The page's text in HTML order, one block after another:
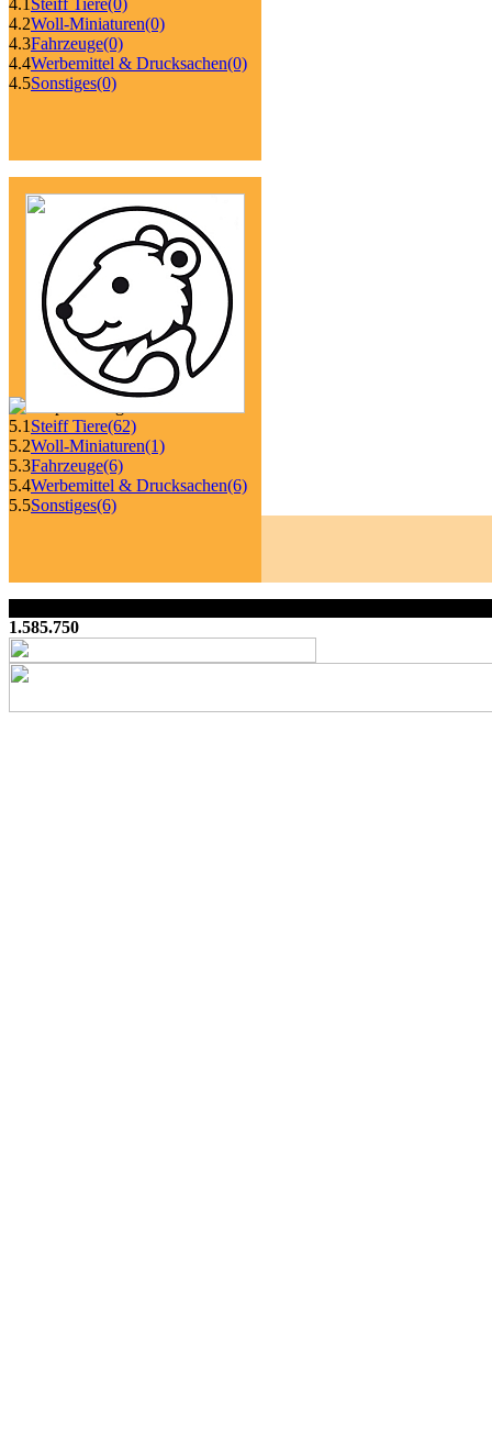
4.1 Steiff Tiere(0)
4.2Woll-Miniaturen(0)
4.3Fahrzeuge(0)
4.4Werbemittel & Drucksachen(0)
4.5Sonstiges(0)
5.1 Steiff Tiere(62)
5.2Woll-Miniaturen(1)
5.3Fahrzeuge(6)
5.4Werbemittel & Drucksachen(6)
5.5Sonstiges(6)
1.585.750